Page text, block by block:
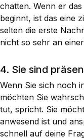
chatten. Wenn er
beginnt, ist das eine
selten die erste
nicht so sehr an
4. Sie sind
Wenn Sie sich noch
möchten Sie
tut, spricht. Sie
anwesend ist und
schnell auf deine